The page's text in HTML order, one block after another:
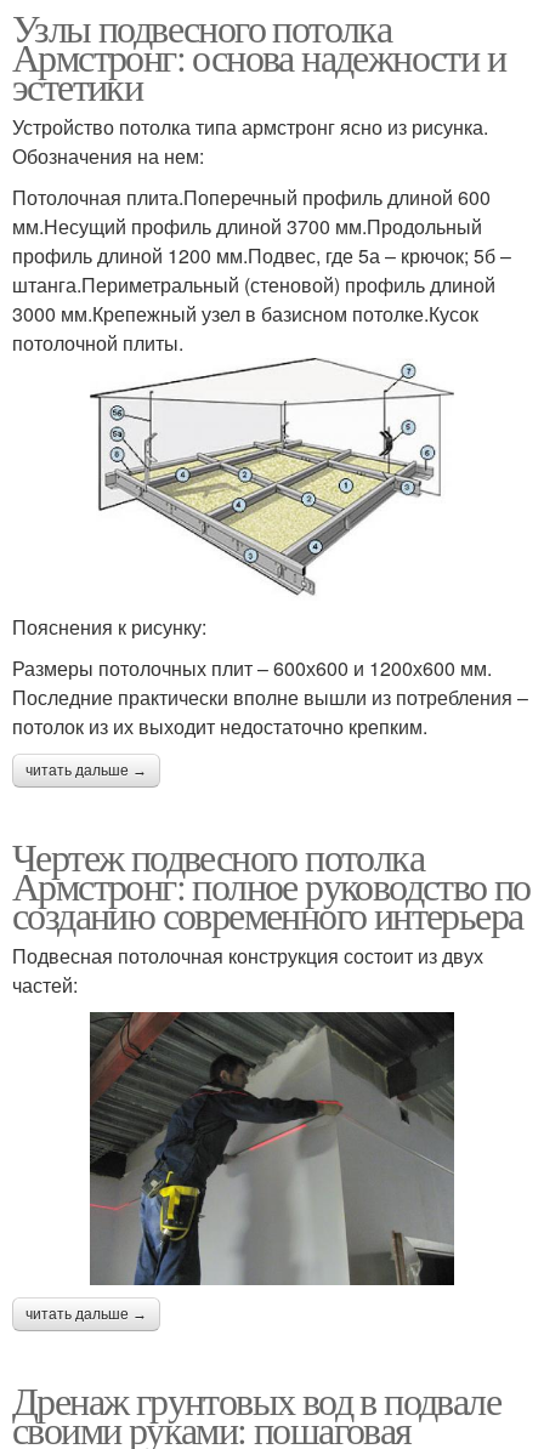
Узлы подвесного потолка
Армстронг: основа надежности и
эстетики
Устройство потолка типа армстронг ясно из рисунка.
Обозначения на нем:
Потолочная плита.Поперечный профиль длиной 600
мм.Несущий профиль длиной 3700 мм.Продольный
профиль длиной 1200 мм.Подвес, где 5а – крючок; 5б –
штанга.Периметральный (стеновой) профиль длиной
3000 мм.Крепежный узел в базисном потолке.Кусок
потолочной плиты.
Пояснения к рисунку:
Размеры потолочных плит – 600х600 и 1200х600 мм.
Последние практически вполне вышли из потребления –
потолок из их выходит недостаточно крепким.
читать дальше →
Чертеж подвесного потолка
Армстронг: полное руководство по
созданию современного интерьера
Подвесная потолочная конструкция состоит из двух
частей:
читать дальше →
Дренаж грунтовых вод в подвале
своими руками: пошаговая